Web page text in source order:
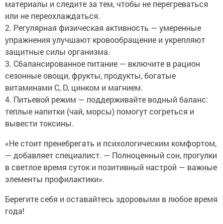
материалы и следите за тем, чтобы не перегреваться
или не переохлаждаться.
2. Регулярная физическая активность — умеренные
упражнения улучшают кровообращение и укрепляют
защитные силы организма.
3. Сбалансированное питание — включите в рацион
сезонные овощи, фрукты, продукты, богатые
витаминами С, D, цинком и магнием.
4. Питьевой режим — поддерживайте водный баланс:
теплые напитки (чай, морсы) помогут согреться и
вывести токсины.
«Не стоит пренебрегать и психологическим комфортом,
— добавляет специалист. — Полноценный сон, прогулки
в светлое время суток и позитивный настрой — важные
элементы профилактики».
Берегите себя и оставайтесь здоровыми в любое время
года!